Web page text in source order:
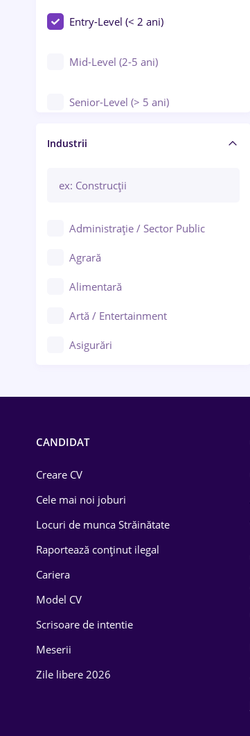
Entry-Level (< 2 ani)
Mid-Level (2-5 ani)
Senior-Level (> 5 ani)
Manager / Executiv
Industrii
Administrație / Sector Public
Agrară
Alimentară
Artă / Entertainment
Asigurări
Drept
Educație / Training
Energetică
Farma
CANDIDAT
Creare CV
Cele mai noi joburi
Locuri de munca Străinătate
Raportează conținut ilegal
Cariera
Model CV
Scrisoare de intentie
Meserii
Zile libere 2026